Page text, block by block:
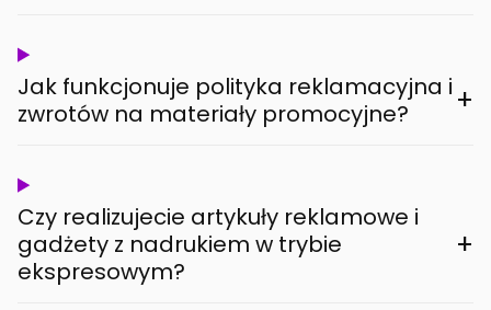
Jak funkcjonuje polityka reklamacyjna i
zwrotów na materiały promocyjne?
+
Czy realizujecie artykuły reklamowe i
gadżety z nadrukiem w trybie
ekspresowym?
+